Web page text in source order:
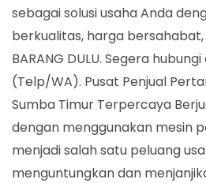
Sumba
Timur
sebagai solusi usaha Anda
berkualitas, harga bersahabat,
BARANG DULU. Segera
(Telp/WA). Pusat Penjual
Sumba Timur Terpercaya
dengan menggunakan mesin
menjadi salah satu peluang
menguntungkan dan